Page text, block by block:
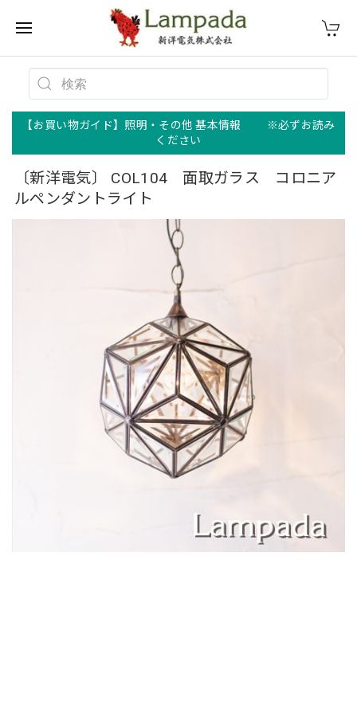
【お買い物ガイド】照明・その他 基本情報 ※必ずお読み
ください
〔新洋電気〕 COL104 面取ガラス コロニア
ルペンダントライト